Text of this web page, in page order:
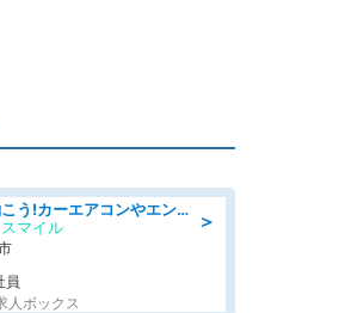
＞
自動車工場で働こう!カーエアコンやエンジンの製造・加工業務/寮完備 denso aichi
マイル
員
人ボックス